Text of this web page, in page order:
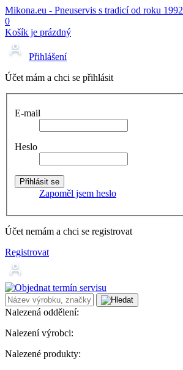
Mikona.eu - Pneuservis s tradicí od roku 1992
0
Košík je prázdný
Přihlášení
Účet mám a chci se přihlásit
E-mail
Heslo
Zapoměl jsem heslo
Účet nemám a chci se registrovat
Registrovat
Nalezená oddělení:
Nalezení výrobci:
Nalezené produkty: